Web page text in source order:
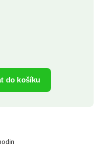
do košíku